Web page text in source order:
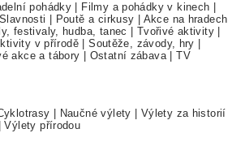
pohádky Filmy a pohádky v kinech
Slavnosti Poutě a cirkusy
Akce na hradech
festivaly, hudba, tanec Tvořivé aktivity
v přírodě |Soutěže, závody, hry
akce a tábory Ostatní zábava|TV
Naučné výlety
Výlety za historií
|Výlety přírodou